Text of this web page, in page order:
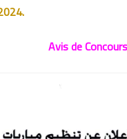
Avis de Concours